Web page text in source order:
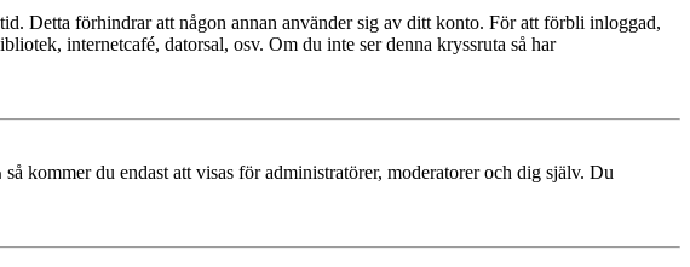
Detta förhindrar att någon annan använder sig av ditt konto. För att förbli inloggad,
internetcafé, datorsal, osv. Om du inte ser denna kryssruta så har
så kommer du endast att visas för administratörer, moderatorer och dig själv. Du